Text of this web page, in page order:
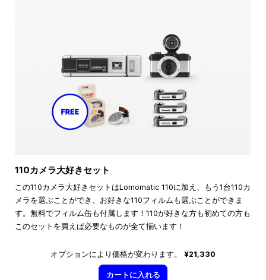
110カメラ大好きセット
この110カメラ大好きセットはLomomatic 110に加え、もう1台110カ
メラを選ぶことができ、お好きな110フィルムも選ぶことができま
す。無料でフィルム缶も付属します！110が好きな方も初めての方も
このセットを買えば必要なものが全て揃います！
オプションにより価格が変わります。 ¥21,330
カートに入れる